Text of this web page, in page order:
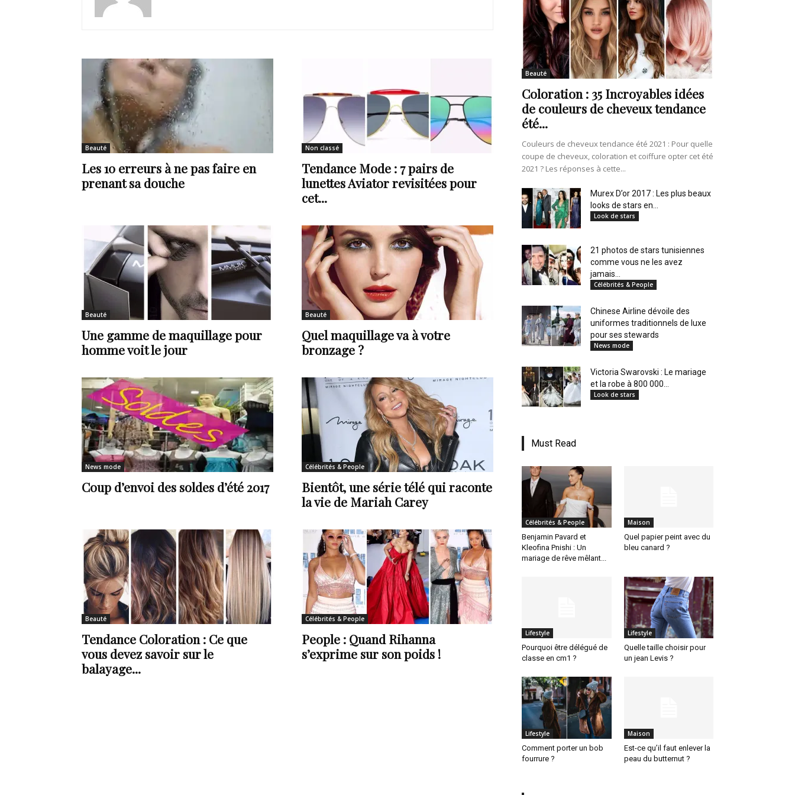
vie
Numéro
Tunisie
et
au
Beauté
Les 10 erreurs à ne pas faire en
prenant sa douche
Non classé
Tendance Mode : 7 pairs de
lunettes Aviator revisitées pour
cet...
Beauté
Une gamme de maquillage pour
homme voit le jour
Beauté
Quel maquillage va à votre
bronzage ?
News mode
Coup d’envoi des soldes d’été 2017
Célébrités & People
Bientôt, une série télé qui raconte
la vie de Mariah Carey
Beauté
Tendance Coloration : Ce que
vous devez savoir sur le
balayage...
Célébrités & People
People : Quand Rihanna
s’exprime sur son poids !
Beauté
Coloration : 35 Incroyables idées
de couleurs de cheveux tendance
été...
Couleurs de cheveux tendance été 2021 : Pour quelle
coupe de cheveux, coloration et coiffure opter cet été
2021 ? Les réponses à cette...
Murex D’or 2017 : Les plus beaux
looks de stars en...
Look de stars
21 photos de stars tunisiennes
comme vous ne les avez
jamais...
Célébrités & People
Chinese Airline dévoile des
uniformes traditionnels de luxe
pour ses stewards
News mode
Victoria Swarovski : Le mariage
et la robe à 800 000...
Look de stars
Must Read
Célébrités & People
Benjamin Pavard et
Kleofina Pnishi : Un
mariage de rêve mêlant...
Maison
Quel papier peint avec du
bleu canard ?
Lifestyle
Pourquoi être délégué de
classe en cm1 ?
Lifestyle
Quelle taille choisir pour
un jean Levis ?
Lifestyle
Comment porter un bob
fourrure ?
Maison
Est-ce qu’il faut enlever la
peau du butternut ?